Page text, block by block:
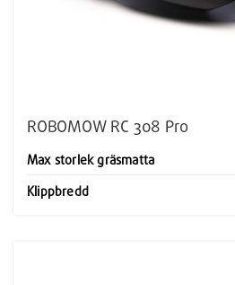
ROBOMOW RC 308 Pro
Max storlek gräsmatta
Klippbredd